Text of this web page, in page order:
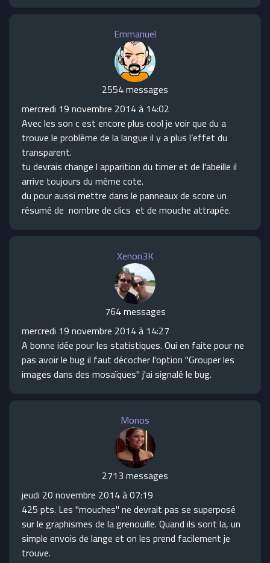
Emmanuel
2554 messages
mercredi 19 novembre 2014 à 14:02
Avec les son c est encore plus cool je voir que du a
trouve le problème de la langue il y a plus l’effet du
transparent.
tu devrais change l apparition du timer et de l'abeille il
arrive toujours du même cote.
du pour aussi mettre dans le panneaux de score un
résumé de nombre de clics et de mouche attrapée.
Xenon3K
764 messages
mercredi 19 novembre 2014 à 14:27
A bonne idée pour les statistiques. Oui en faite pour ne
pas avoir le bug il faut décocher l'option "Grouper les
images dans des mosaïques" j'ai signalé le bug.
Monos
2713 messages
jeudi 20 novembre 2014 à 07:19
425 pts. Les "mouches" ne devrait pas se superposé
sur le graphismes de la grenouille. Quand ils sont la, un
simple envois de lange et on les prend facilement je
trouve.